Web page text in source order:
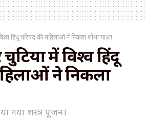
हिंदू परिषद की महिलाओं ने निकला शोभा यात्रा!
चुटिया में विश्व हिंदू
ने निकला
गया शस्त्र पूजन।